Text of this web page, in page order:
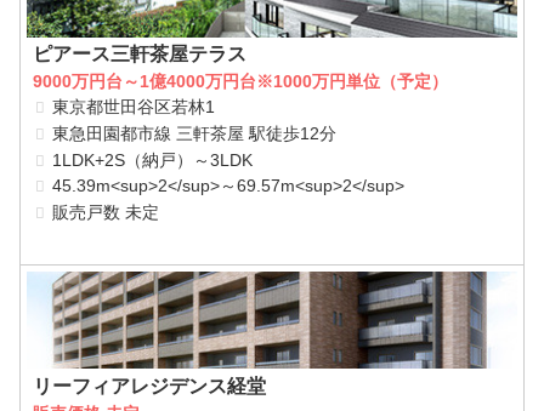
ピアース三軒茶屋テラス
9000万円台～1億4000万円台※1000万円単位（予定）
東京都世田谷区若林1
東急田園都市線 三軒茶屋 駅徒歩12分
1LDK+2S（納戸）～3LDK
45.39m<sup>2</sup>～69.57m<sup>2</sup>
販売戸数 未定
リーフィアレジデンス経堂